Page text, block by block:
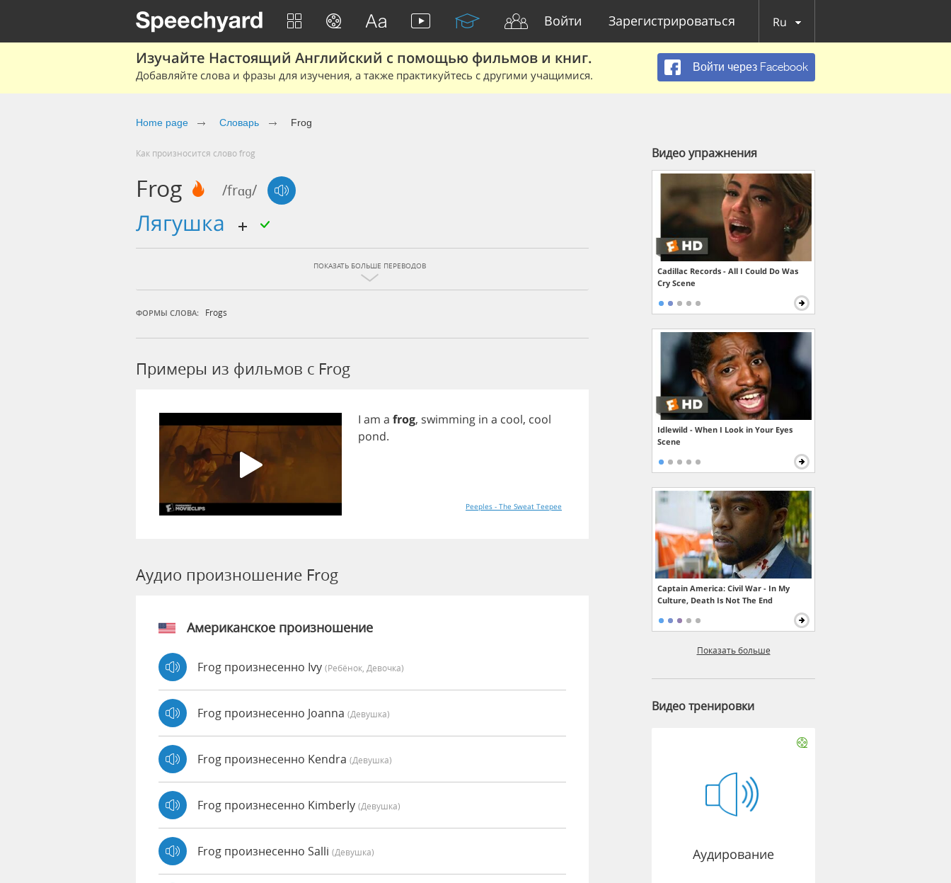
Войти Зарегистрироваться Ru
Изучайте Настоящий Английский с помощью фильмов и книг.
Добавляйте слова и фразы для изучения, а также практикуйтесь с другими учащимися.
Войти через Facebook
Home page Словарь Frog
Как произносится слово frog
Frog /frɑɡ/
лягушка
ПОКАЗАТЬ БОЛЬШЕ ПЕРЕВОДОВ
ФОРМЫ СЛОВА: Frogs
Примеры из фильмов c Frog
I am a frog, swimming in a cool, cool
pond.
Peeples - The Sweat Teepee
Аудио произношение Frog
Американское произношение
Frog произнесенно Ivy (Ребёнок, Девочка)
Frog произнесенно Joanna (девушка)
Frog произнесенно Kendra (девушка)
Frog произнесенно Kimberly (девушка)
Frog произнесенно Salli (девушка)
Видео упражнения
Cadillac Records - All I Could Do Was
Cry Scene
Idlewild - When I Look in Your Eyes
Scene
Captain America: Civil War - In My
Culture, Death Is Not The End
Показать больше
Видео тренировки
Аудирование